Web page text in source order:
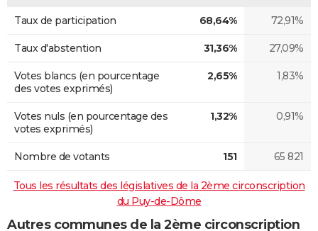
Taux de participation 68,64% 72,91%
Taux d'abstention 31,36% 27,09%
Votes blancs (en pourcentage
des votes exprimés)
2,65% 1,83%
Votes nuls (en pourcentage des
votes exprimés)
1,32% 0,91%
Nombre de votants 151 65 821
Tous les résultats des législatives de la 2ème circonscription
du Puy-de-Dôme
Autres communes de la 2ème circonscription